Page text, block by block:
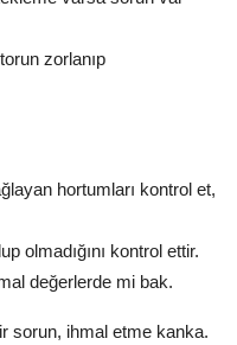
zorlanıp
hortumları kontrol et,
olmadığını kontrol ettir.
değerlerde mi bak.
sorun, ihmal etme kanka.